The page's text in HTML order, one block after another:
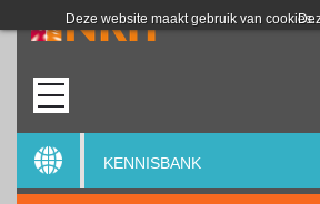
Deze website maakt gebruik van cookies.
KENNISBANK